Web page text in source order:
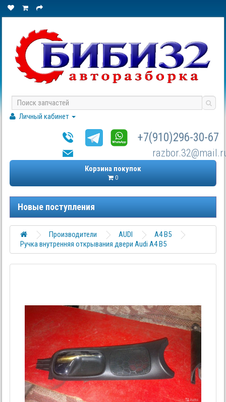
Личный кабинет
+7(910)296-30-67
Корзина покупок
0
Новые поступления
Производители AUDI
A4 B5
Ручка внутренняя открывания двери Audi A4 B5